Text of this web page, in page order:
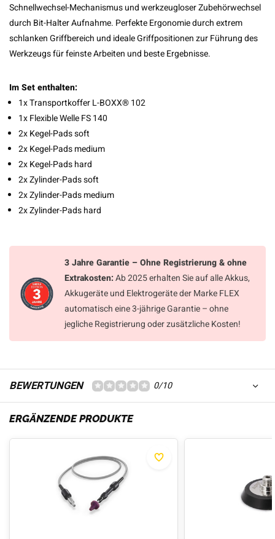
Schnellwechsel-Mechanismus und werkzeugloser Zubehörwechsel
durch Bit-Halter Aufnahme. Perfekte Ergonomie durch extrem
schlanken Griffbereich und ideale Griffpositionen zur Führung des
Werkzeugs für feinste Arbeiten und beste Ergebnisse.
Im Set enthalten:
1x Transportkoffer L-BOXX® 102
1x Flexible Welle FS 140
2x Kegel-Pads soft
2x Kegel-Pads medium
2x Kegel-Pads hard
2x Zylinder-Pads soft
2x Zylinder-Pads medium
2x Zylinder-Pads hard
3 Jahre Garantie – Ohne Registrierung & ohne
Extrakosten:Ab 2025 erhalten Sie auf alle Akkus,
Akkugeräte und Elektrogeräte der Marke FLEX
automatisch eine 3-jährige Garantie – ohne
jegliche Registrierung oder zusätzliche Kosten!
BEWERTUNGEN 0/10
ERGÄNZENDE PRODUKTE